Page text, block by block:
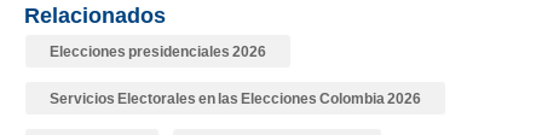
Relacionados
Elecciones presidenciales 2026
Servicios Electorales en las Elecciones Colombia 2026